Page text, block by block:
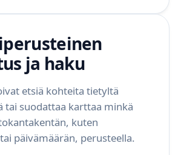
ja haku
etsiä kohteita tietyltä
tai suodattaa karttaa minkä
kuten
päivämäärän, perusteella.